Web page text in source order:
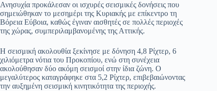
Ανησυχία προκάλεσαν οι ισχυρές σεισμικές δονήσεις που
σημειώθηκαν το μεσημέρι της Κυριακής με επίκεντρο τη
Βόρεια Εύβοια, καθώς έγιναν αισθητές σε πολλές περιοχές
της χώρας, συμπεριλαμβανομένης της Αττικής.
Η σεισμική ακολουθία ξεκίνησε με δόνηση 4,8 Ρίχτερ, 6
χιλιόμετρα νότια του Προκοπίου, ενώ στη συνέχεια
ακολούθησαν δύο ακόμη σεισμοί στην ίδια ζώνη. Ο
μεγαλύτερος καταγράφηκε στα 5,2 Ρίχτερ, επιβεβαιώνοντας
την αυξημένη σεισμική κινητικότητα της περιοχής.